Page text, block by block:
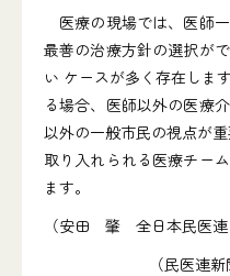
医療の現場では、医師
最善の治療方針の選択が
い ケースが多く存在しま
る場合、医師以外の医療
以外の一般市民の視点が
取り入れられる医療チー
ます。
（安田 肇 全日本民医連
（民医連